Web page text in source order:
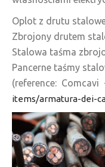
Oplot z drutu
Zbrojony drutem
Stalowa taśma
Pancerne taśmy
(reference:
items/armatura-dei-